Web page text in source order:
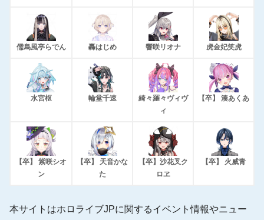
儒烏風亭らでん 轟はじめ 響咲リオナ 虎金妃笑虎
水宮枢 輪堂千速
綺々羅々ヴィヴ
ィ
【卒】 湊あくあ
【卒】 紫咲シオ
ン
【卒】 天音かな
た
【卒】沙花叉ク
ロヱ
【卒】 火威青
本サイトはホロライブJPに関するイベント情報やニュー